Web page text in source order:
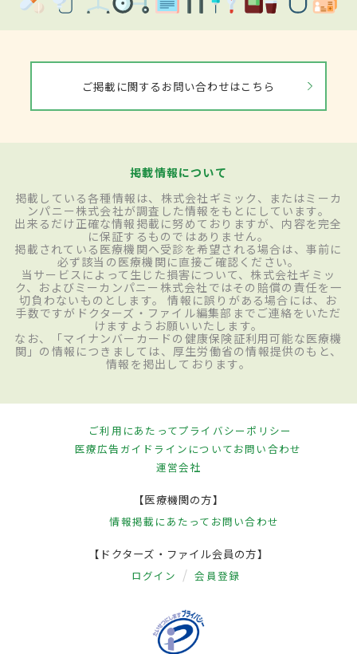
ご掲載に関するお問い合わせはこちら
掲載情報について
掲載している各種情報は、株式会社ギミック、またはミーカ
ンパニー株式会社が調査した情報をもとにしています。
出来るだけ正確な情報掲載に努めておりますが、内容を完全
に保証するものではありません。
掲載されている医療機関へ受診を希望される場合は、事前に
必ず該当の医療機関に直接ご確認ください。
当サービスによって生じた損害について、株式会社ギミッ
ク、およびミーカンパニー株式会社ではその賠償の責任を一
切負わないものとします。 情報に誤りがある場合には、お
手数ですがドクターズ・ファイル編集部までご連絡をいただ
けますようお願いいたします。
なお、「マイナンバーカードの健康保険証利用可能な医療機
関」の情報につきましては、厚生労働省の情報提供のもと、
情報を掲出しております。
ご利用にあたってプライバシーポリシー
医療広告ガイドラインについてお問い合わせ
運営会社
【医療機関の方】
情報掲載にあたって お問い合わせ
【ドクターズ・ファイル会員の方】
ログイン 会員登録